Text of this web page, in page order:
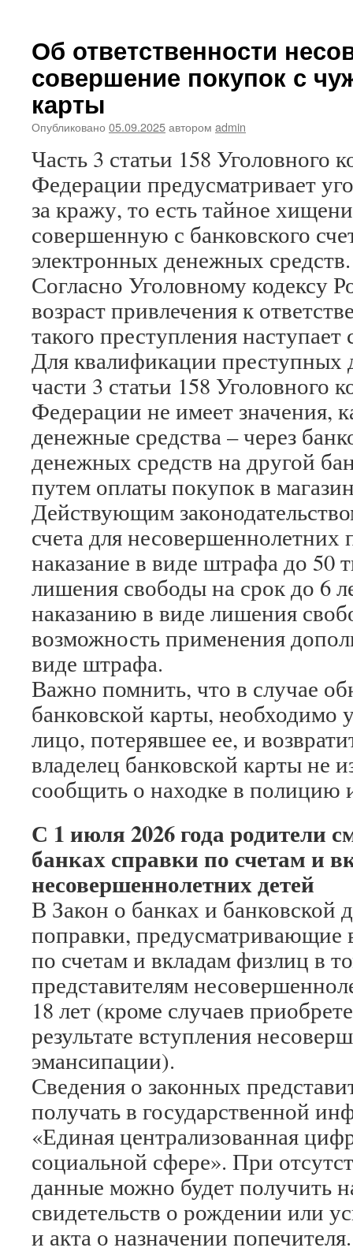
Об ответственности
совершение покупок с
карты
Опубликовано 05.09.2025автором admin
Часть 3 статьи 158 Уголовного
Федерации предусматривает
за кражу, то есть тайное
совершенную с банковского
электронных денежных средств.
Согласно Уголовному кодексу
возраст привлечения к
такого преступления наступает
Для квалификации преступных
части 3 статьи 158 Уголовного
Федерации не имеет значения,
денежные средства – через
денежных средств на другой
путем оплаты покупок в
Действующим
счета для несовершеннолетних
наказание в виде штрафа до 50
лишения свободы на срок до 6
наказанию в виде лишения
возможность применения
виде штрафа.
Важно помнить, что в случае
банковской карты, необходимо
лицо, потерявшее ее, и
владелец банковской карты не
сообщить о находке в полицию
С 1 июля 2026 года родители
банках справки по счетам и
несовершеннолетних детей
В Закон о банках и банковской
поправки, предусматривающие
по счетам и вкладам физлиц в
представителям
18 лет (кроме случаев
результате вступления
эмансипации).
Сведения о законных
получать в государственной
«Единая централизованная
социальной сфере». При
данные можно будет получить
свидетельств о рождении или
и акта о назначении попечителя.